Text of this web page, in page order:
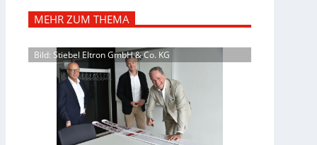
MEHR ZUM THEMA
Bild: Stiebel Eltron GmbH & Co. KG